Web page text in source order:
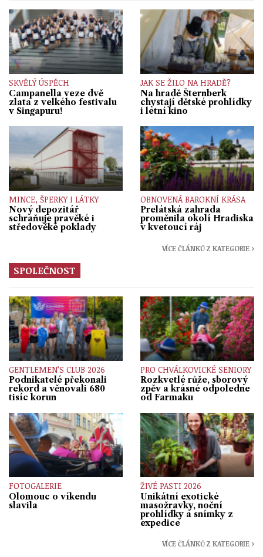
SKVĚLÝ ÚSPĚCH
Campanella veze dvě
zlata z velkého festivalu
v Singapuru!
JAK SE ŽILO NA HRADĚ?
Na hradě Šternberk
chystají dětské prohlídky
i letní kino
MINCE, ŠPERKY I LÁTKY
Nový depozitář
schraňuje pravěké i
středověké poklady
OBNOVENÁ BAROKNÍ KRÁSA
Prelátská zahrada
proměnila okolí Hradiska
v kvetoucí ráj
VÍCE ČLÁNKŮ Z KATEGORIE ›
SPOLEČNOST
GENTLEMEN’S CLUB 2026
Podnikatelé překonali
rekord a věnovali 680
tisíc korun
PRO CHVÁLKOVICKÉ SENIORY
Rozkvetlé růže, sborový
zpěv a krásné odpoledne
od Farmaku
FOTOGALERIE
Olomouc o víkendu
slavila
ŽIVÉ PASTI 2026
Unikátní exotické
masožravky, noční
prohlídky a snímky z
expedice
VÍCE ČLÁNKŮ Z KATEGORIE ›